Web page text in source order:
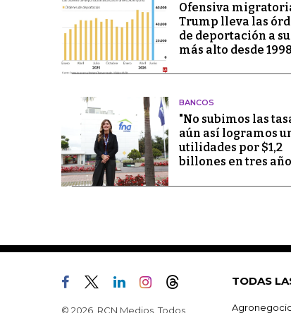
Ofensiva
Trump lleva las
de deportación a
más alto desde 1998
BANCOS
"No subimos las
aún así logramos
utilidades por $1,2
billones en tres
© 2026, RCN Medios. Todos
TODAS